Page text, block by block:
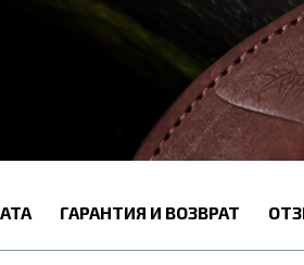
ГАРАНТИЯ И ВОЗВРАТ